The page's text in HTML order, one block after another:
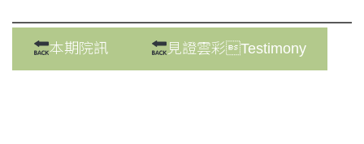
本期院訊 見證雲彩Testimony